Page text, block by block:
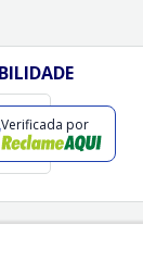
Verificada por